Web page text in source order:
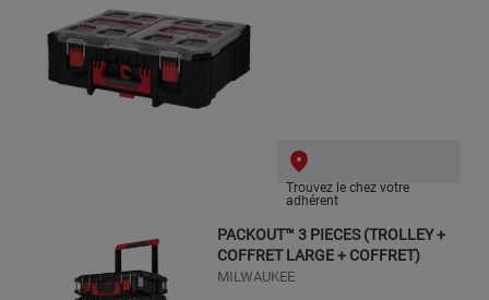
Trouvez le chez votre
adhérent
PACKOUT™ 3 PIECES (TROLLEY +
COFFRET LARGE + COFFRET)
MILWAUKEE